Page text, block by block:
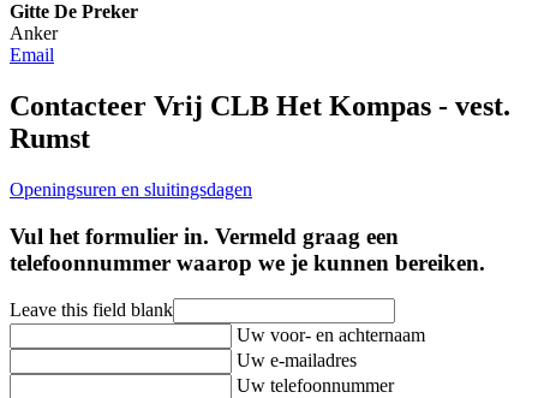
Gitte De Preker
Anker
Email
Contacteer Vrij CLB Het Kompas - vest.
Rumst
Openingsuren en sluitingsdagen
Vul het formulier in. Vermeld graag een
telefoonnummer waarop we je kunnen bereiken.
Leave this field blank
Uw voor- en achternaam
Uw e-mailadres
Uw telefoonnummer